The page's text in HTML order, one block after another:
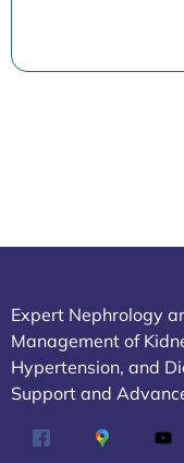
Expert Nephrology
Management of
Hypertension, and
Support and